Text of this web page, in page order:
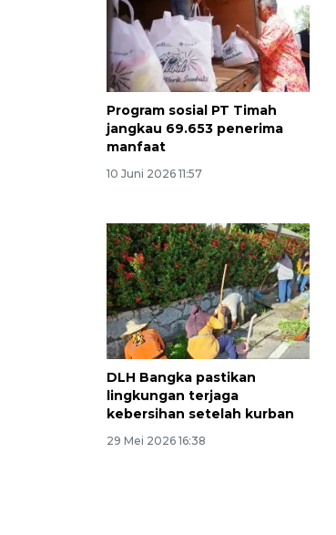
Program sosial PT Timah
jangkau 69.653 penerima
manfaat
10 Juni 2026 11:57
DLH Bangka pastikan
lingkungan terjaga
kebersihan setelah kurban
29 Mei 2026 16:38